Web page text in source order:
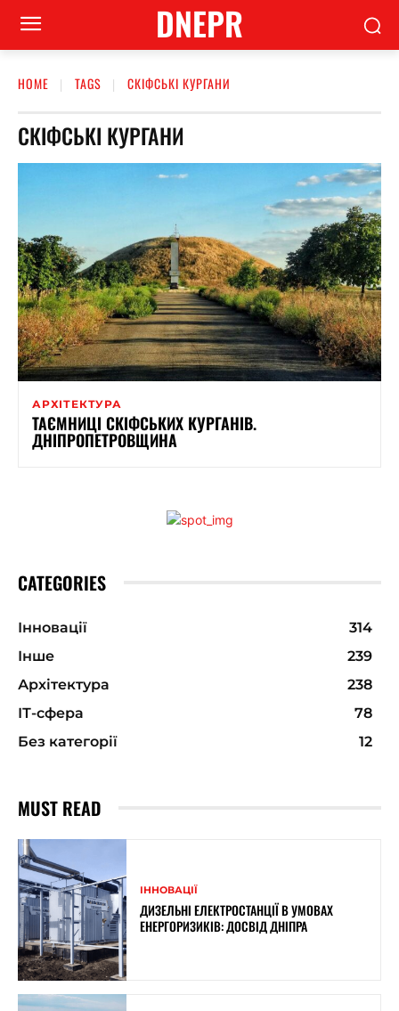
DNEPR
HOME TAGS СКІФСЬКІ КУРГАНИ
СКІФСЬКІ КУРГАНИ
АРХІТЕКТУРА
ТАЄМНИЦІ СКІФСЬКИХ КУРГАНІВ.
ДНІПРОПЕТРОВЩИНА
CATEGORIES
Інновації
314
Інше
239
Архітектура
238
ІТ-сфера
78
Без категорії
12
MUST READ
ІННОВАЦІЇ
ДИЗЕЛЬНІ ЕЛЕКТРОСТАНЦІЇ В УМОВАХ
ЕНЕРГОРИЗИКІВ: ДОСВІД ДНІПРА